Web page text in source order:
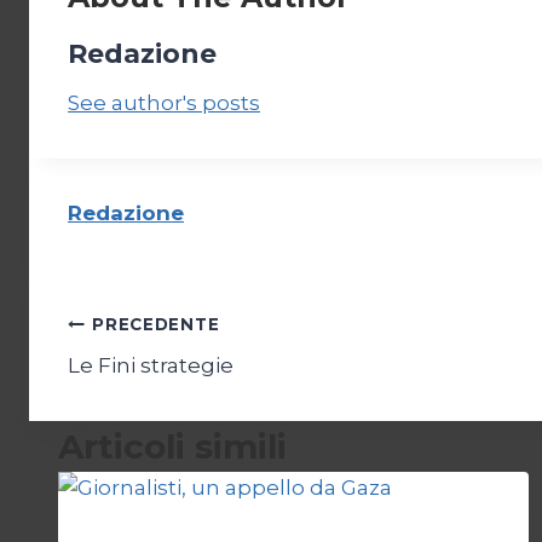
Redazione
See author's posts
Redazione
Navigazione
articoli
PRECEDENTE
Le Fini strategie